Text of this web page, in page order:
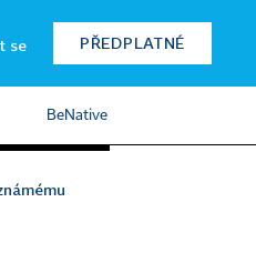
se PŘEDPLATNÉ
BeNative